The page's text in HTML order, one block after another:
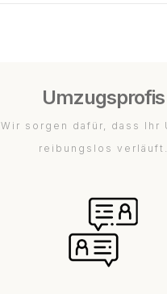
Umzugsprofis
Wir sorgen dafür, dass Ihr
reibungslos verläuft.